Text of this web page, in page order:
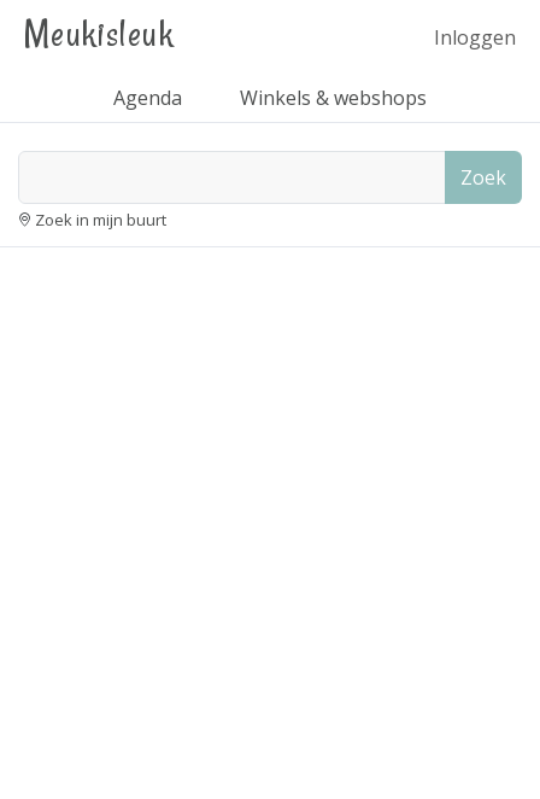
Meukisleuk Inloggen
Agenda Winkels & webshops
Zoek
Zoek in mijn buurt